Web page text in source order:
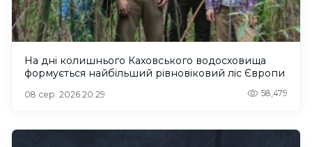
На дні колишнього Каховського водосховища
формується найбільший рівновіковий ліс Європи
08 сер. 2026 20:29 58,479